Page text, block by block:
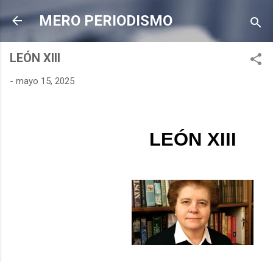
Ir al contenido principal
MERO PERIODISMO
LEÓN XIII
- mayo 15, 2025
LEÓN XIII